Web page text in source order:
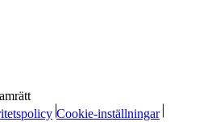
Cookie-inställningar